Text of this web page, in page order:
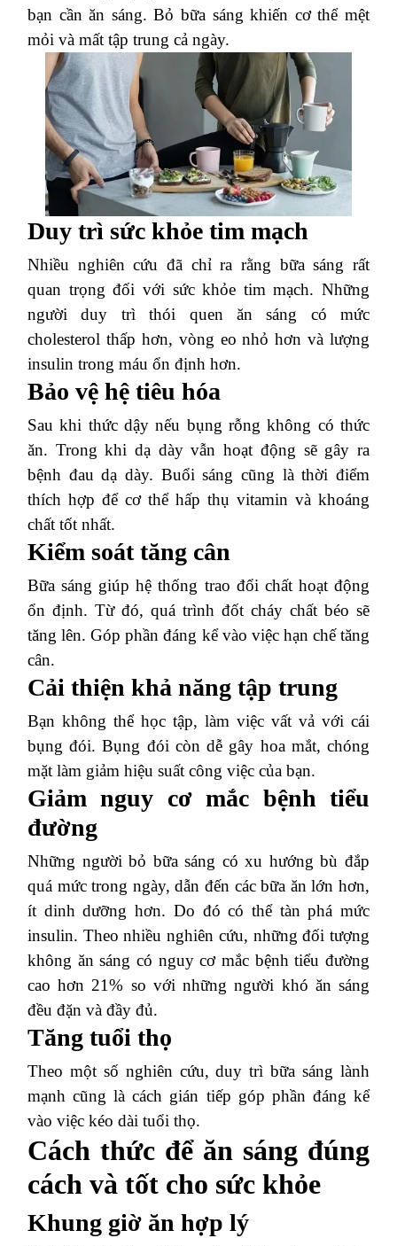
bạn cần ăn sáng. Bỏ bữa sáng khiến cơ thể mệt
mỏi và mất tập trung cả ngày.
Duy trì sức khỏe tim mạch
Nhiều nghiên cứu đã chỉ ra rằng bữa sáng rất
quan trọng đối với sức khỏe tim mạch. Những
người duy trì thói quen ăn sáng có mức
cholesterol thấp hơn, vòng eo nhỏ hơn và lượng
insulin trong máu ổn định hơn.
Bảo vệ hệ tiêu hóa
Sau khi thức dậy nếu bụng rỗng không có thức
ăn. Trong khi dạ dày vẫn hoạt động sẽ gây ra
bệnh đau dạ dày. Buổi sáng cũng là thời điểm
thích hợp để cơ thể hấp thụ vitamin và khoáng
chất tốt nhất.
Kiểm soát tăng cân
Bữa sáng giúp hệ thống trao đổi chất hoạt động
ổn định. Từ đó, quá trình đốt cháy chất béo sẽ
tăng lên. Góp phần đáng kể vào việc hạn chế tăng
cân.
Cải thiện khả năng tập trung
Bạn không thể học tập, làm việc vất vả với cái
bụng đói. Bụng đói còn dễ gây hoa mắt, chóng
mặt làm giảm hiệu suất công việc của bạn.
Giảm nguy cơ mắc bệnh tiểu
đường
Những người bỏ bữa sáng có xu hướng bù đắp
quá mức trong ngày, dẫn đến các bữa ăn lớn hơn,
ít dinh dưỡng hơn. Do đó có thể tàn phá mức
insulin. Theo nhiều nghiên cứu, những đối tượng
không ăn sáng có nguy cơ mắc bệnh tiểu đường
cao hơn 21% so với những người khó ăn sáng
đều đặn và đầy đủ.
Tăng tuổi thọ
Theo một số nghiên cứu, duy trì bữa sáng lành
mạnh cũng là cách gián tiếp góp phần đáng kể
vào việc kéo dài tuổi thọ.
Cách thức để ăn sáng đúng
cách và tốt cho sức khỏe
Khung giờ ăn hợp lý